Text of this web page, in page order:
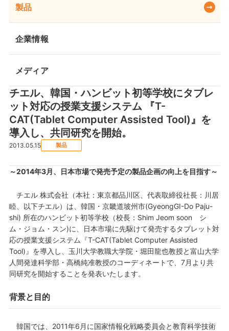
製品
企業情報
メディア
チエル、韓国・ハンビット初等学校にタブレ
ット対応の授業支援システム 『T-
CAT(Tablet Computer Assisted Tool)』を
導入し、共同研究を開始。
2013.05.15 製品
～2014年3月、日本市場で発売予定の製品企画の向上を目指す～
チエル 株式会社（本社：東京都品川区、代表取締役社長：川居
睦、以下チエル）は、韓国・京畿道坡州市(GyeongGI-Do Paju-
shi) 所在のハンビット初等学校（校長：Shim Jeom soon シ
ム・ジョム・スン)に、日本市場に先駆けて発売するタブレット対
応の授業支援システム『T-CAT(Tablet Computer Assisted
Tool)』を導入し、玉川大学教職大学院・堀田龍也教授と富山大学
人間発達科学部・高橋純准教授のコーディネートで、7月より共
同研究を開始することを発表いたします。
背景と目的
韓国では、2011年6月に国家情報化戦略委員会と教育科学技術